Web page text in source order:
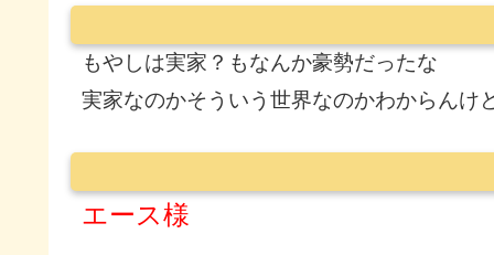
もやしは実家？もなんか豪勢だったな
実家なのかそういう世界なのかわからんけ
エース様